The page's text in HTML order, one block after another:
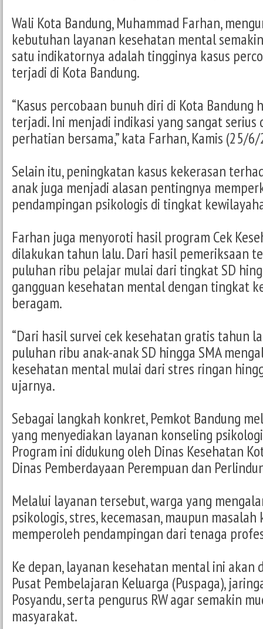
Wali Kota Bandung, Muhammad Farhan,
kebutuhan layanan kesehatan mental
satu indikatornya adalah tingginya kasus
terjadi di Kota Bandung.
“Kasus percobaan bunuh diri di Kota Bandung
terjadi. Ini menjadi indikasi yang sangat
perhatian bersama,” kata Farhan, Kamis (25/
Selain itu, peningkatan kasus kekerasan
anak juga menjadi alasan pentingnya
pendampingan psikologis di tingkat
Farhan juga menyoroti hasil program Cek
dilakukan tahun lalu. Dari hasil pemeriksaan
puluhan ribu pelajar mulai dari tingkat SD
gangguan kesehatan mental dengan tingkat
beragam.
“Dari hasil survei cek kesehatan gratis tahun
puluhan ribu anak-anak SD hingga SMA
kesehatan mental mulai dari stres ringan
ujarnya.
Sebagai langkah konkret, Pemkot Bandung
yang menyediakan layanan konseling
Program ini didukung oleh Dinas Kesehatan
Dinas Pemberdayaan Perempuan dan
Melalui layanan tersebut, warga yang
psikologis, stres, kecemasan, maupun
memperoleh pendampingan dari tenaga
Ke depan, layanan kesehatan mental ini akan
Pusat Pembelajaran Keluarga (Puspaga),
Posyandu, serta pengurus RW agar semakin
masyarakat.